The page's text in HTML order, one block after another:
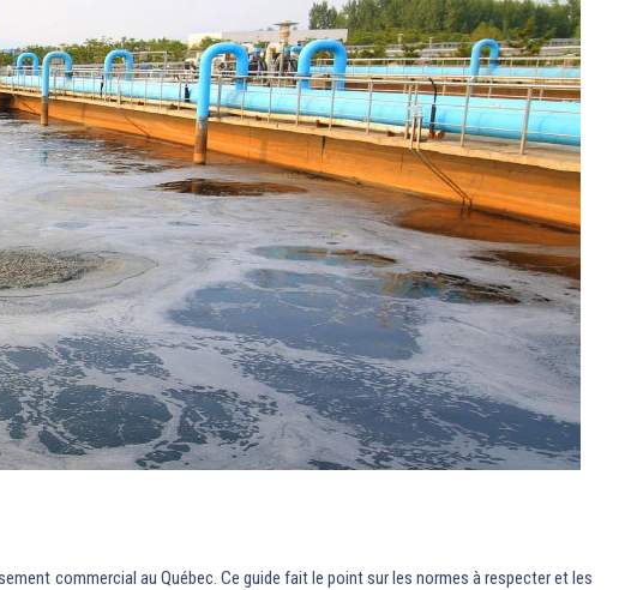
commercial au Québec. Ce guide fait le point sur les normes à respecter et les